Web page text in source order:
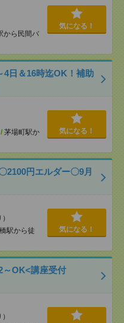
から民間バ
気になる！
4日＆16時迄OK！補助
/ 茅場町駅か
気になる！
2100円エルダー〇9月
駅から徒
気になる！
～OK<講座受付